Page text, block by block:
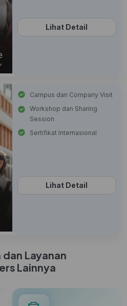
Lihat Detail
Campus dan Company Visit
Workshop dan Sharing
Session
Sertifikat Internasional
Lihat Detail
dan Layanan
Lainnya